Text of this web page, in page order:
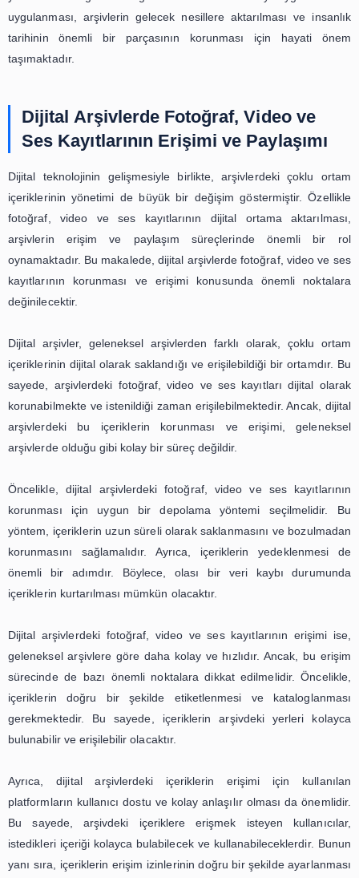
Arşivlerde Fotoğraf, Video ve Ses
Kayıtlarının Korunması için En İyi
Uygulamalar
Arşivler, insanlık tarihinin önemli bir parçasıdır.
taşıyan belgeler, fotoğraflar, videolar ve ses
ortam içeriklerinin korunması ve erişimi, arşivlerin
zorluklarından biridir. Bu makalede, arşivlerde
ses kayıtlarının korunması için en iyi uygulamaları
Arşivlerde çoklu ortam içeriğinin yönetimi, dijital çağın
büyük zorluklardan biridir. Günümüzde, dijital
ortama taşınmıştır. Bu da arşivlerin dijitalleşmesini
arşivlerin oluşturulmasını gerektirmiştir. Ancak, dijital
oluşturulması ve yönetimi, geleneksel arşivlerden
nedenle de yeni zorluklar ortaya çıkmıştır.
Arşivlerde çoklu ortam içeriğinin korunması için en
doğru depolama yöntemlerinin kullanılmasıdır. Dijital
fotoğraf, video ve ses kayıtlarının doğru bir şekilde
uzun vadede korunmalarını sağlamak için hayati önem
nedenle, arşivlerin dijitalleşmesiyle birlikte, dijital
yöntemlerinin de geliştirilmesi gerekmektedir.
Bir diğer önemli adım ise, doğru dosya
kullanılmasıdır. Fotoğraf, video ve ses kayıtlarının doğru
korunması için, uygun dosya formatlarının
gerekmektedir. Bu dosya formatlarının, gelecekte de
erişilebilir olması, arşivlerin temel amacı olan bilginin
sağlayacaktır.
Arşivlerde çoklu ortam içeriğinin korunması için bir
adım ise, yedekleme ve kurtarma planlarının
Dijital arşivlerde, veri kaybı riski her zaman